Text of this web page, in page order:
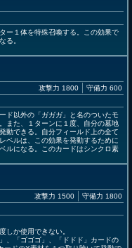
ー１体を特殊召喚する。この効果で
る。
攻撃力 1800 守備力 600
ド以外の「ガガガ」と名のついたモ
また、１ターンに１度、自分の墓地
動できる。自分フィールド上の全て
ベルは、この効果を発動するために
ルになる。このカードはシンクロ素
攻撃力 1500 守備力 1800
しか使用できない。
、「ゴゴゴ」、「ドドド」カードの